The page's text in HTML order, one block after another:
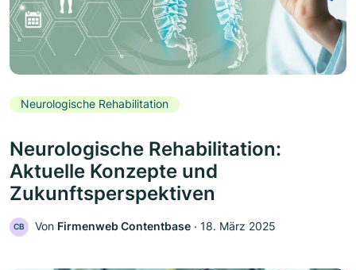
Neurologische Rehabilitation
Neurologische Rehabilitation:
Aktuelle Konzepte und
Zukunftsperspektiven
CB Von Firmenweb Contentbase ‧ 18. März 2025